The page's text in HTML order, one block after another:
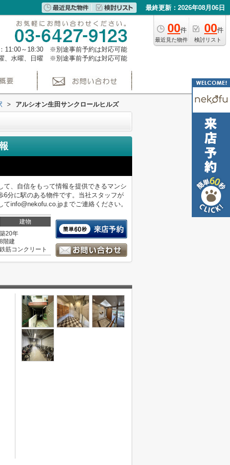
最終更新：2026年08月06日
00件
最近見た物件
00件
検討リスト
11:00～18:30 ※別途事前予約は対応可能
、水曜、日曜 ※別途事前予約は対応可能
> アルシオン生田サンクロールヒルズ
、自信をもって情報を提供できるマンシ
6分に駅のある物件です。当社スタッフが
info@nekofu.co.jpまでご連絡ください。
建物
築20年
8階建
鉄筋コンクリート